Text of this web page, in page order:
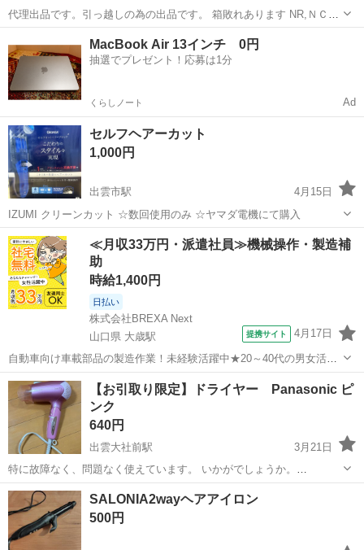
代理出品です。引っ越しの為の出品です。 箱敗れあります NR,ＮＣで
おねがいします。 取りに来てくれ方希望ですが小さいものなので持っ
ていける所なら待ち合わせできます 現状引き渡しになります。
美容家電
MacBook Air 13インチ 0円
抽選でプレゼント！応募は1分
くらしノート Ad
セルフヘアーカット
1,000円
出雲市駅
4月15日
IZUMI クリーンカット ☆数回使用のみ ☆ヤマダ電機にて購入
島根 出雲市 出雲市駅 美容家電
≪月収33万円・派遣社員≫機械操作・製造補
助
時給1,400円
日払い
株式会社BREXA Next
山口県 大歳駅
提携サイト 4月17日
自動車向け車載部品の製造作業！未経験活躍中★20～40代の男女活躍
中！友達同士での応募OK！備品付きワンルーム寮費無料！赴任旅費会
社負担！生活支援物資事前対応可◎格安食堂利用可！年間休日135日
♪《山口県山口市》 人気の工...
山口 山口市 大歳駅 その他
【お引取り限定】ドライヤー Panasonic ピ
ンク
640円
出雲大社前駅
3月21日
特に故障なく、問題なく使えています。 いかがでしょうか。
Panasonic ionity. EH5216P 受渡し場所 島根県出雲市付近 ･･･詳
細場所は、別途調整 受渡し日 土曜、日曜、祝日 ･･･詳細...
島根 出雲市 美容家電
SALONIA2wayヘアアイロン
500円